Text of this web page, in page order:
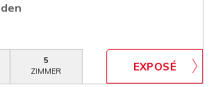
5
ZIMMER